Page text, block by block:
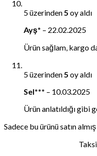
5 üzerinden5 oy aldı
Ayş* – 22.02.2025
Ürün sağlam, kargo
5 üzerinden5 oy aldı
Sel*** – 10.03.2025
Ürün anlatıldığı gibi
Sadece bu ürünü satın